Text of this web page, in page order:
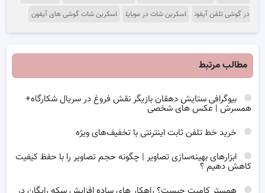
در گوشی تلفن آیفون
اسکرین شات در موبایل اسکرین شات گوشی های آیفون
مطالب مرتبط
بیوگرافی ستایش دهقان بازیگر نقش فروغ در سریال شکارگاه+
همسرش | عکس های شخصی
خرید خط تلفن ثابت اینترنتی با تخفیف‌های ویژه
ابزارهای بهینه‌سازی تصاویر | چگونه حجم تصاویر را با حفظ کیفیت
کاهش دهیم ؟